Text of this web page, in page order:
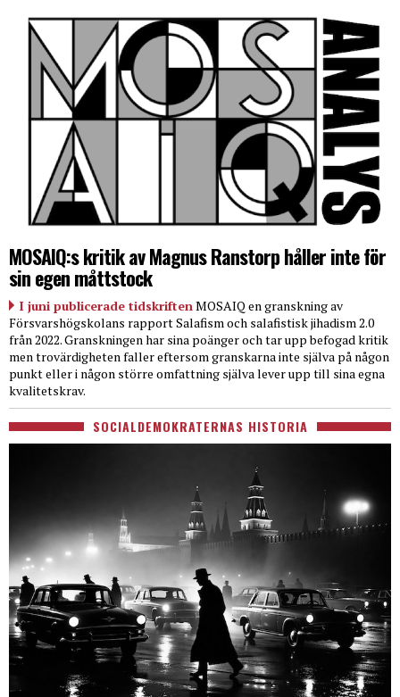
MOSAIQ:s kritik av Magnus Ranstorp håller inte för
sin egen måttstock
I juni publicerade tidskriften MOSAIQ en granskning av
Försvarshögskolans rapport Salafism och salafistisk jihadism 2.0
från 2022. Granskningen har sina poänger och tar upp befogad kritik
men trovärdigheten faller eftersom granskarna inte själva på någon
punkt eller i någon större omfattning själva lever upp till sina egna
kvalitetskrav.
SOCIALDEMOKRATERNAS HISTORIA